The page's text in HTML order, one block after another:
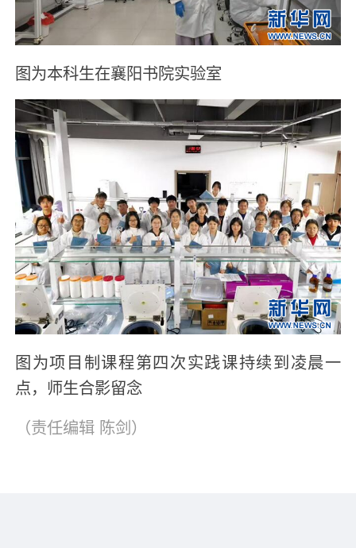
图为本科生在襄阳书院实验室
图为项目制课程第四次实践课持续到凌晨一
点，师生合影留念
（责任编辑 陈剑）